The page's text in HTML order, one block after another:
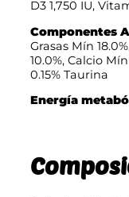
D3 1,750 IU,
Componentes
Grasas Mín
10.0%, Calcio
0.15% Taurina
Energía